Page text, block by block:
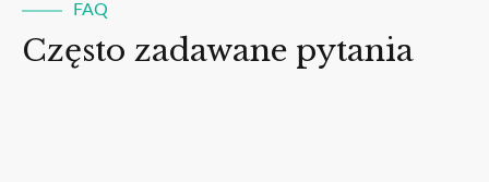
FAQ
Często zadawane pytania